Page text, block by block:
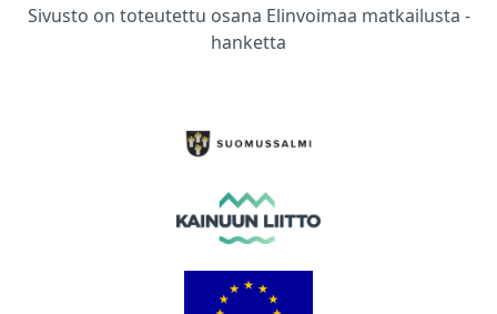
Sivusto on toteutettu osana Elinvoimaa matkailusta -
hanketta